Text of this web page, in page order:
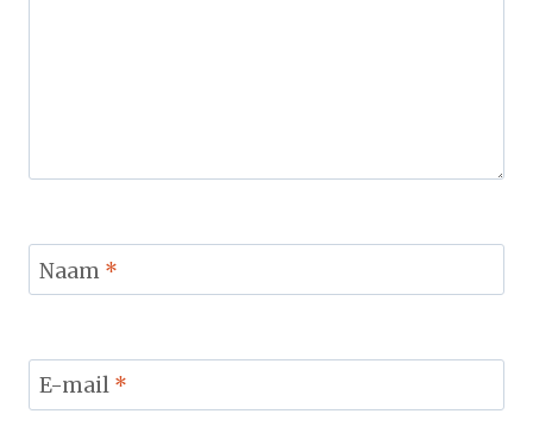
Naam *
E-mail *